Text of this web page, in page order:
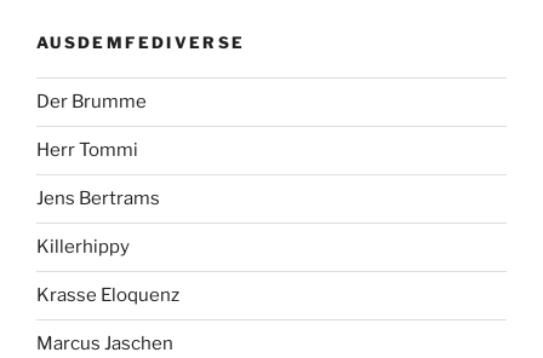
AUSDEMFEDIVERSE
Der Brumme
Herr Tommi
Jens Bertrams
Killerhippy
Krasse Eloquenz
Marcus Jaschen